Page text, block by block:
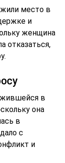
место в
и
женщина
отказаться,
в
она
в
с
и